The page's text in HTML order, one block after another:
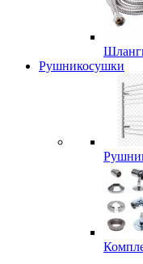
Рушникосушки